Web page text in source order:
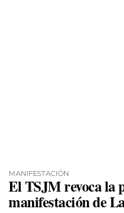
MANIFESTACIÓN
El TSJM revoca la
manifestación de